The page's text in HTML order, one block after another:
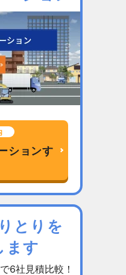
ションす
とりを
ます